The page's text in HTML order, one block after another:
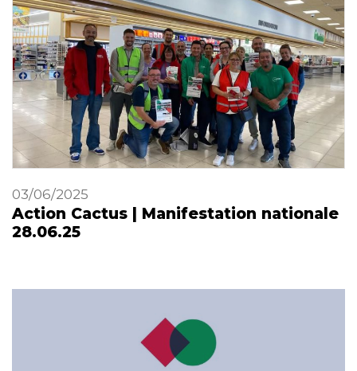
03/06/2025
Action Cactus | Manifestation nationale
28.06.25